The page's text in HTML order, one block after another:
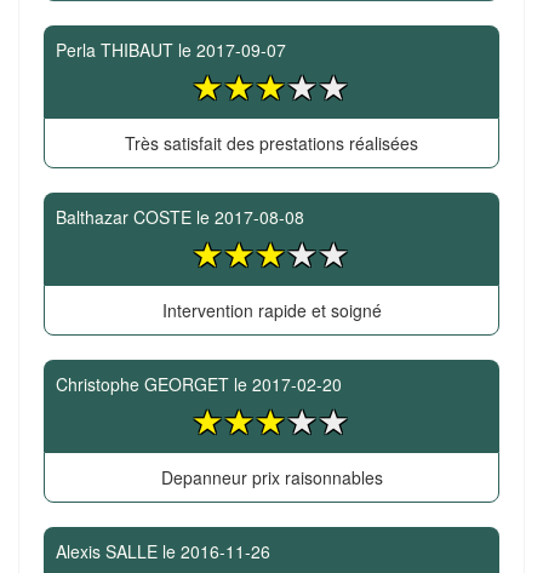
Perla THIBAUT le 2017-09-07
Très satisfait des prestations réalisées
Balthazar COSTE le 2017-08-08
Intervention rapide et soigné
Christophe GEORGET le 2017-02-20
Depanneur prix raisonnables
Alexis SALLE le 2016-11-26